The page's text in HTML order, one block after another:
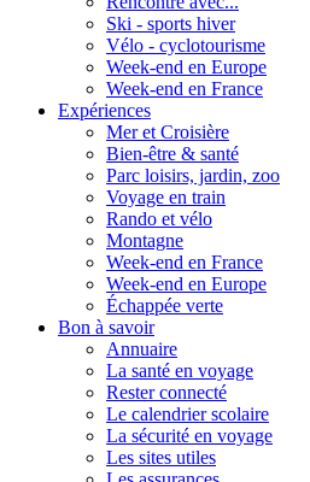
Ski - sports hiver
Vélo - cyclotourisme
Week-end en Europe
Week-end en France
Expériences
Mer et Croisière
Bien-être & santé
Parc loisirs, jardin, zoo
Voyage en train
Rando et vélo
Montagne
Week-end en France
Week-end en Europe
Échappée verte
Bon à savoir
Annuaire
La santé en voyage
Rester connecté
Le calendrier scolaire
La sécurité en voyage
Les sites utiles